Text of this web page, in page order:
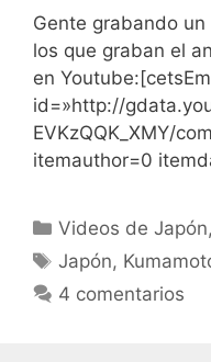
Gente grabando
los que graban el
en
id=»http://
EVKzQQK_XMY/
itemauthor=0
Categorías
Videos de Japón
Etiquetas
Japón,
4 comentarios